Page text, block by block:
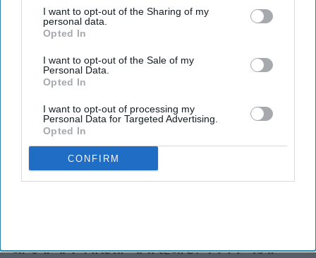
I want to opt-out of the Sharing of my
personal data.
Opted In
I want to opt-out of the Sale of my
Personal Data.
Opted In
I want to opt-out of processing my
Personal Data for Targeted Advertising.
Opted In
CONFIRM
અહેવાલ: વધતા ખર્ચને કારણે ઉનાળાની
મુસાફરીની યોજનાઓમાં ફેરફાર
Asian Hospitality Jul 15, 2026
યોજનાઓને નવી દિશા આપી રહ્યા છે. લગભગ અડધા